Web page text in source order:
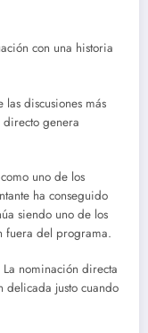
con una historia
discusiones más
directo genera
uno de los
ha conseguido
siendo uno de los
fuera del programa.
nominación directa
delicada justo cuando